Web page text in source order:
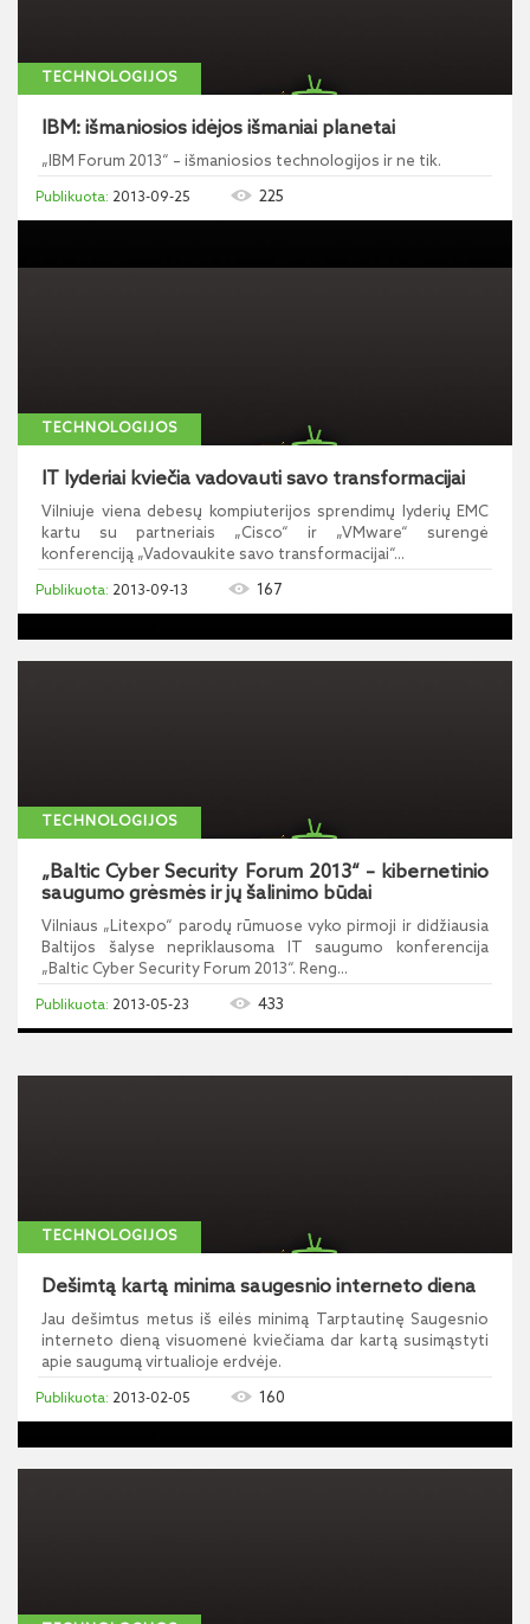
TECHNOLOGIJOS
IBM: išmaniosios idėjos išmaniai planetai
„IBM Forum 2013“ – išmaniosios technologijos ir ne tik.
2013-09-25 225
TECHNOLOGIJOS
IT lyderiai kviečia vadovauti savo transformacijai
Vilniuje viena debesų kompiuterijos sprendimų lyderių EMC
kartu su partneriais „Cisco“ ir „VMware“ surengė
konferenciją „Vadovaukite savo transformacijai“...
2013-09-13 167
TECHNOLOGIJOS
„Baltic Cyber Security Forum 2013“ – kibernetinio
saugumo grėsmės ir jų šalinimo būdai
Vilniaus „Litexpo“ parodų rūmuose vyko pirmoji ir didžiausia
Baltijos šalyse nepriklausoma IT saugumo konferencija
„Baltic Cyber Security Forum 2013“. Reng...
2013-05-23 433
TECHNOLOGIJOS
Dešimtą kartą minima saugesnio interneto diena
Jau dešimtus metus iš eilės minimą Tarptautinę Saugesnio
interneto dieną visuomenė kviečiama dar kartą susimąstyti
apie saugumą virtualioje erdvėje.
2013-02-05 160